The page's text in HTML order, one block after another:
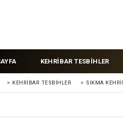
KEHRİBAR TESBİHLER
> KEHRIBAR TESBIHLER > SIKMA